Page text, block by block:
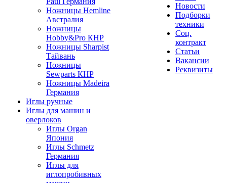
Ножницы Hemline
Австралия
Ножницы
Hobby&Pro КНР
Ножницы Sharpist
Тайвань
Ножницы
Sewparts КНР
Ножницы Madeira
Германия
Иглы ручные
Иглы для машин и
оверлоков
Иглы Organ
Япония
Иглы Schmetz
Германия
Иглы для
иглопробивных
Новости
Подборки
техники
Соц.
контракт
Статьи
Вакансии
Реквизиты